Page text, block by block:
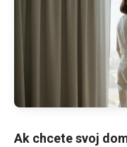
Ak chcete svoj